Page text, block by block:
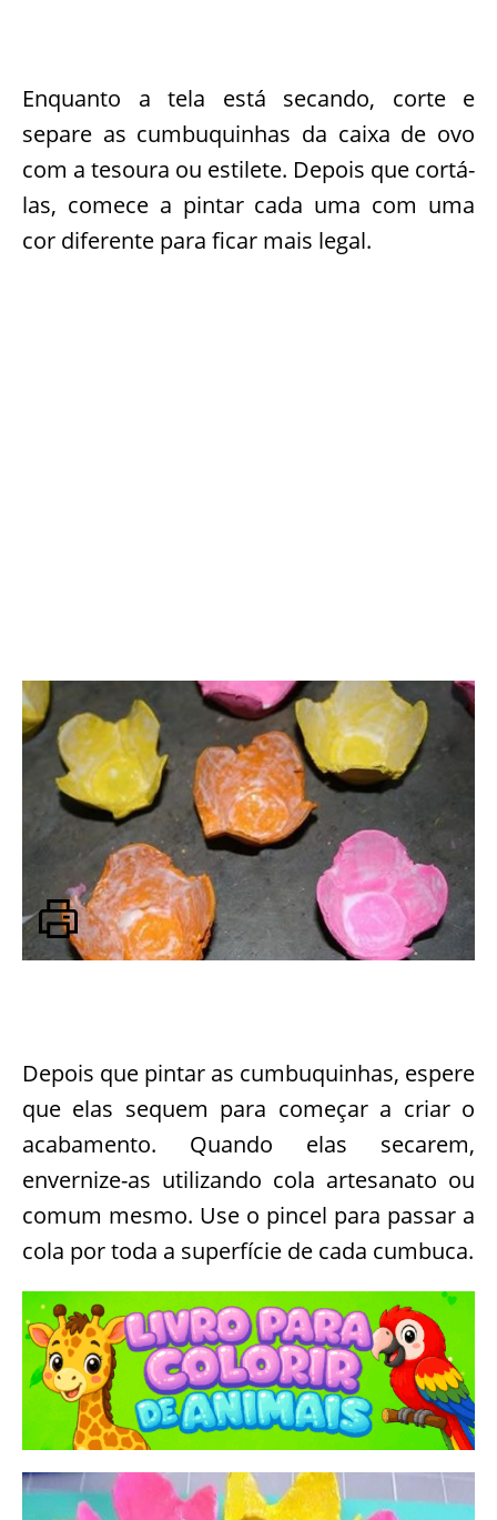
Enquanto a tela está secando, corte e
separe as cumbuquinhas da caixa de ovo
com a tesoura ou estilete. Depois que cortá-
las, comece a pintar cada uma com uma
cor diferente para ficar mais legal.
Depois que pintar as cumbuquinhas, espere
que elas sequem para começar a criar o
acabamento. Quando elas secarem,
envernize-as utilizando cola artesanato ou
comum mesmo. Use o pincel para passar a
cola por toda a superfície de cada cumbuca.